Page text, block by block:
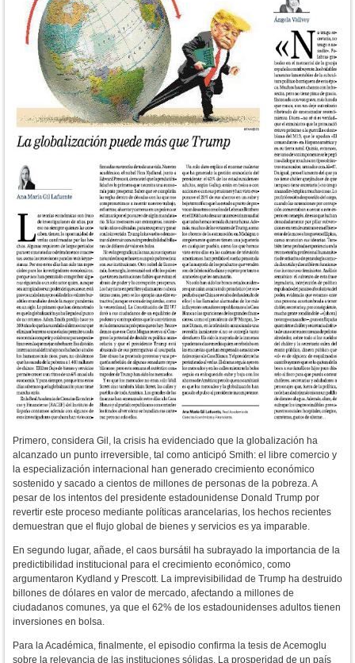
Primero, considera Gil, la crisis ha evidenciado que la globalización ha
alcanzado un punto irreversible, tal como anticipó Smith: el libre comercio y
la especialización internacional han generado crecimiento económico
sostenido y sacado a cientos de millones de personas de la pobreza. A
pesar de los intentos del presidente estadounidense Donald Trump por
revertir este proceso mediante políticas arancelarias, los hechos recientes
demuestran que el flujo global de bienes y servicios es ya imparable.
En segundo lugar, añade, el caos bursátil ha subrayado la importancia de la
predictibilidad institucional para el crecimiento económico, como
argumentaron Kydland y Prescott. La imprevisibilidad de Trump ha destruido
billones de dólares en valor de mercado, afectando a millones de
ciudadanos comunes, ya que el 62% de los estadounidenses adultos tienen
inversiones en bolsa.
Para la Académica, finalmente, el episodio confirma la tesis de Acemoglu
sobre la relevancia de las instituciones sólidas. La prosperidad de un país